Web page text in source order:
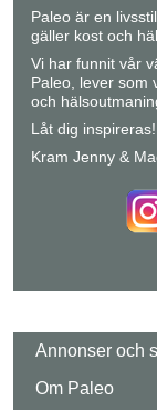
Paleo är en
gäller kost och
Vi har funnit vår
Paleo, lever som
och
Låt dig inspireras!
Kram Jenny &
Annonser och
Om Paleo